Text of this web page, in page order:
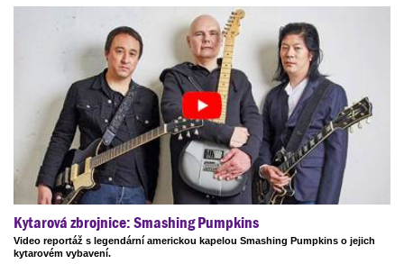
Kytarová zbrojnice: Smashing Pumpkins
Video reportáž s legendární americkou kapelou Smashing Pumpkins o jejich
kytarovém vybavení.